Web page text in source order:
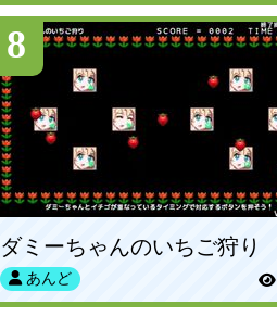
8
ダミーちゃんのいちご狩り
あんど